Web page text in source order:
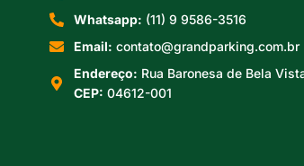
Whatsapp: (11) 9 9586-3516
Email: contato@grandparking.com.br
Endereço: Rua Baronesa de Bela
CEP: 04612-001